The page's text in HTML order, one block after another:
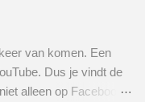
van komen. Een
Dus je vindt de
alleen op Facebook